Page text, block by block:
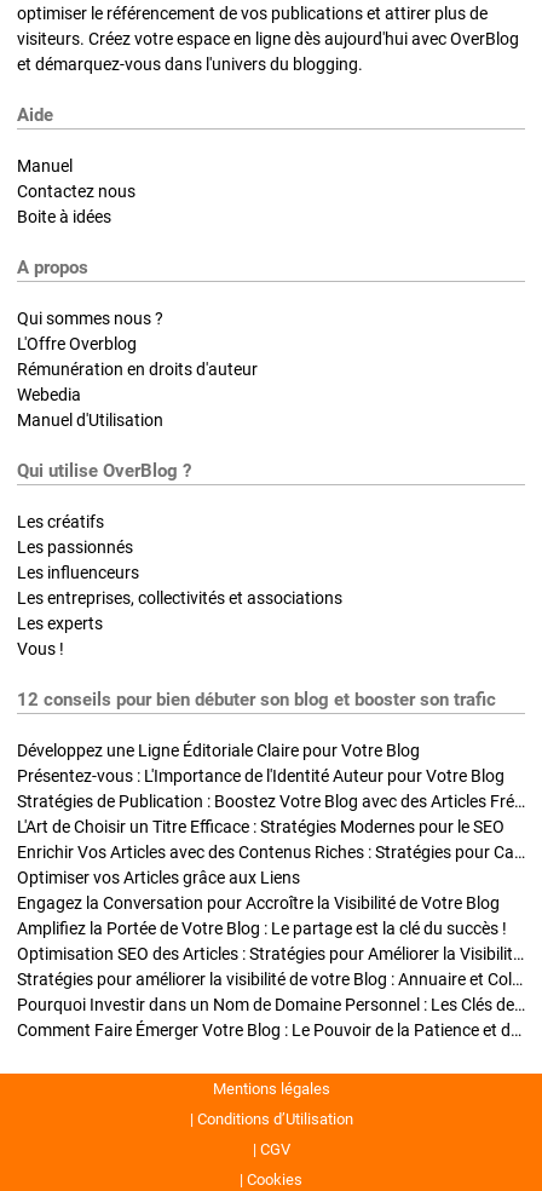
optimiser le référencement de vos publications et attirer plus de
visiteurs. Créez votre espace en ligne dès aujourd'hui avec OverBlog
et démarquez-vous dans l'univers du blogging.
Aide
Manuel
Contactez nous
Boite à idées
A propos
Qui sommes nous ?
L'Offre Overblog
Rémunération en droits d'auteur
Webedia
Manuel d'Utilisation
Qui utilise OverBlog ?
Les créatifs
Les passionnés
Les influenceurs
Les entreprises, collectivités et associations
Les experts
Vous !
12 conseils pour bien débuter son blog et booster son trafic
Développez une Ligne Éditoriale Claire pour Votre Blog
Présentez-vous : L'Importance de l'Identité Auteur pour Votre Blog
Stratégies de Publication : Boostez Votre Blog avec des Articles Fréquents et Exclusifs
L'Art de Choisir un Titre Efficace : Stratégies Modernes pour le SEO
Enrichir Vos Articles avec des Contenus Riches : Stratégies pour Captiver et Optimiser
Optimiser vos Articles grâce aux Liens
Engagez la Conversation pour Accroître la Visibilité de Votre Blog
Amplifiez la Portée de Votre Blog : Le partage est la clé du succès !
Optimisation SEO des Articles : Stratégies pour Améliorer la Visibilité de Votre Blog
Stratégies pour améliorer la visibilité de votre Blog : Annuaire et Collaborations
Pourquoi Investir dans un Nom de Domaine Personnel : Les Clés de la Réussite de Votre Blog
Comment Faire Émerger Votre Blog : Le Pouvoir de la Patience et de la Persévérance
Mentions légales
Conditions d’Utilisation
CGV
Cookies